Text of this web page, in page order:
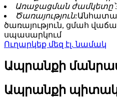
Առաջացման ժամկետը՝
Ծառայություն:
ծառայություն, ցմահ
սպասարկում
Ուղարկեք մեզ էլ. նամակ
Ապրանքի
Ապրանքի